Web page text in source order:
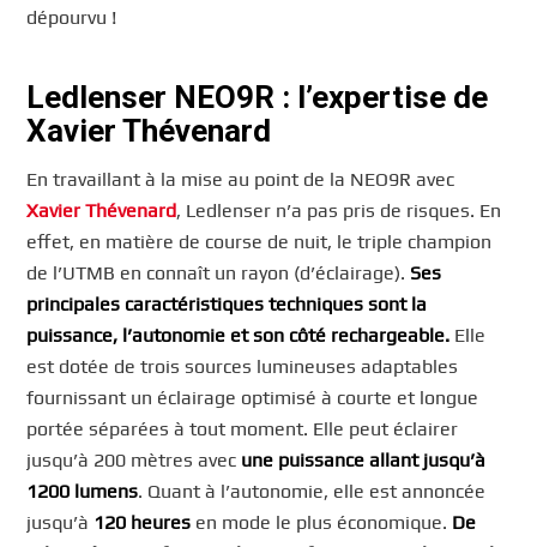
dépourvu !
Ledlenser NEO9R : l’expertise de
Xavier Thévenard
En travaillant à la mise au point de la NEO9R avec
Xavier Thévenard, Ledlenser n’a pas pris de risques. En
effet, en matière de course de nuit, le triple champion
de l’UTMB en connaît un rayon (d’éclairage). Ses
principales caractéristiques techniques sont la
puissance, l’autonomie et son côté rechargeable. Elle
est dotée de trois sources lumineuses adaptables
fournissant un éclairage optimisé à courte et longue
portée séparées à tout moment. Elle peut éclairer
jusqu’à 200 mètres avec une puissance allant jusqu’à
1200 lumens. Quant à l’autonomie, elle est annoncée
jusqu’à 120 heures en mode le plus économique. De